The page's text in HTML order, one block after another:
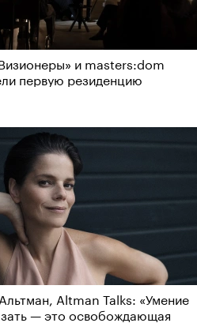
и masters:dom
первую резиденцию
Altman Talks: «Умение
— это освобождающая